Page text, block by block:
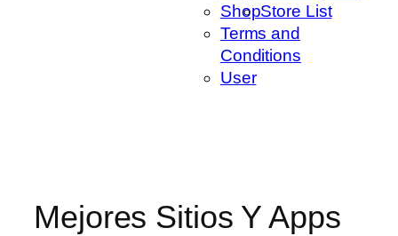
ShopStore List
Terms and
Conditions
User
Mejores Sitios Y Apps